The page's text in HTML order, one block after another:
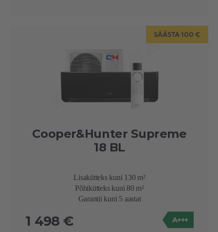
SÄÄSTA 100 €
Cooper&Hunter Supreme
18 BL
Lisakütteks kuni 130 m²
Põhikütteks kuni 80 m²
Garantii kuni 5 aastat
1 498 € A+++